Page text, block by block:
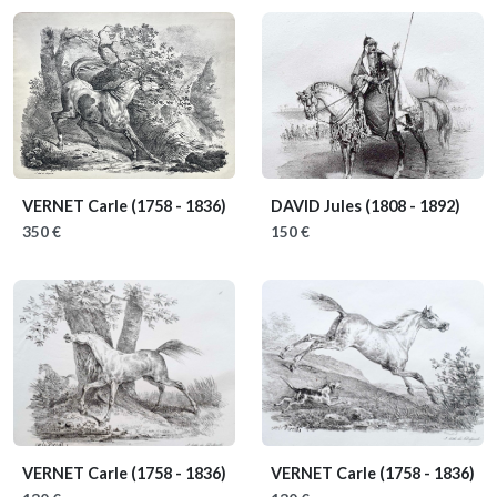
VERNET Carle (1758 - 1836)
350 €
DAVID Jules (1808 - 1892)
150 €
VERNET Carle (1758 - 1836) VERNET Carle (1758 - 1836)